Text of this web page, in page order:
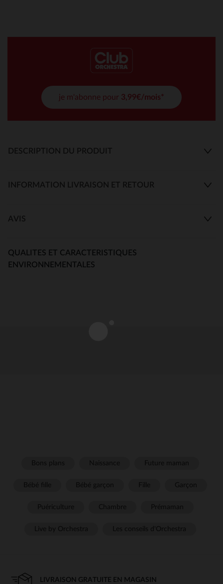
je m'abonne pour 3,99€/mois*
DESCRIPTION DU PRODUIT
INFORMATION LIVRAISON ET RETOUR
AVIS
QUALITES ET CARACTERISTIQUES
ENVIRONNEMENTALES
LIVRAISON GRATUITE EN MAGASIN